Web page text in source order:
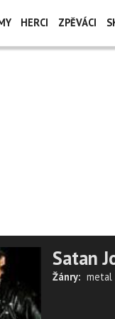
HERCI ZPĚVÁCI
Satan
Žánry: metal